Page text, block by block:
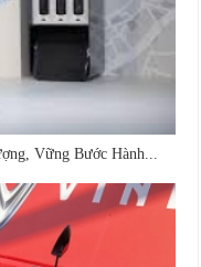
Vững Bước Hành...